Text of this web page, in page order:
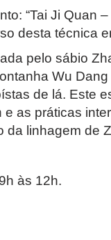
“Tai Ji Quan
desta técnica
pelo sábio
Wu
de lá. Este
as práticas
da linhagem de
às 12h.